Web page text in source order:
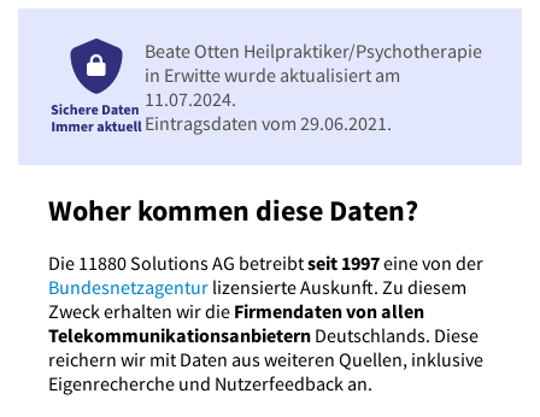
Woher kommen diese Daten?
Die 11880 Solutions AG betreibtseit 1997eine von der
Bundesnetzagentur lizensierte Auskunft. Zu diesem
Zweck erhalten wir die Firmendaten von allen
Telekommunikationsanbietern Deutschlands. Diese
reichern wir mit Daten aus weiteren Quellen, inklusive
Eigenrecherche und Nutzerfeedback an.
Beate Otten Heilpraktiker/Psychotherapie
in Erwitte wurde aktualisiert am
11.07.2024.
Eintragsdaten vom 29.06.2021.